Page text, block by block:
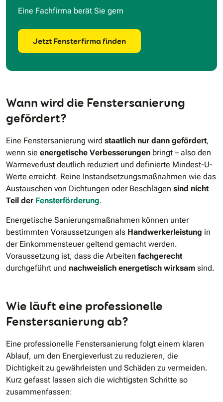
Eine Fachfirma berät Sie gern
Jetzt Fensterfirma finden
Wann wird die Fenstersanierung
gefördert?
Eine Fenstersanierung wird staatlich nur dann gefördert,
wenn sie energetische Verbesserungen bringt – also den
Wärmeverlust deutlich reduziert und definierte Mindest-U-
Werte erreicht. Reine Instandsetzungsmaßnahmen wie das
Austauschen von Dichtungen oder Beschlägen sind nicht
Teil der Fensterförderung.
Energetische Sanierungsmaßnahmen können unter
bestimmten Voraussetzungen als Handwerkerleistung in
der Einkommensteuer geltend gemacht werden.
Voraussetzung ist, dass die Arbeiten fachgerecht
durchgeführt und nachweislich energetisch wirksam sind.
Wie läuft eine professionelle
Fenstersanierung ab?
Eine professionelle Fenstersanierung folgt einem klaren
Ablauf, um den Energieverlust zu reduzieren, die
Dichtigkeit zu gewährleisten und Schäden zu vermeiden.
Kurz gefasst lassen sich die wichtigsten Schritte so
zusammenfassen: